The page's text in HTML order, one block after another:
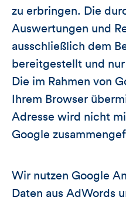
zu erbringen. Die
Auswertungen und
ausschließlich dem
bereitgestellt und
Die im Rahmen von
Ihrem Browser
Adresse wird nicht
Google
Wir nutzen Google
Daten aus AdWords